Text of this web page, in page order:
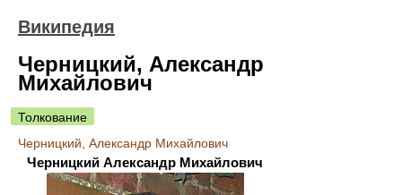
Википедия
Черницкий, Александр
Михайлович
Толкование
Черницкий, Александр Михайлович
Черницкий Александр Михайлович